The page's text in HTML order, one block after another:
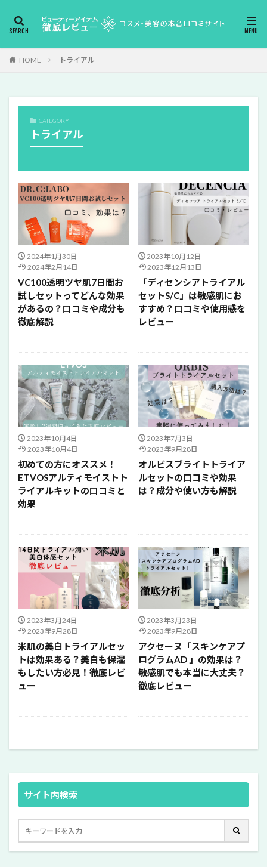
HOME トライアル
CATEGORY
トライアル
2024年1月30日
2024年2月14日
VC100透明ツヤ肌7日間お
試しセットってどんな効果
があるの？口コミや成分も
徹底解説
2023年10月12日
2023年12月13日
「ディセンシアトライアル
セットS/C」は敏感肌にお
すすめ？口コミや使用感を
レビュー
2023年10月4日
2023年10月4日
初めての方にオススメ！
ETVOSアルティモイストト
ライアルキットの口コミと
効果
2023年7月3日
2023年9月28日
オルビスブライトトライア
ルセットの口コミや効果
は？成分や使い方も解説
2023年3月24日
2023年9月28日
米肌の美白トライアルセッ
トは効果ある？美白も保湿
もしたい方必見！徹底レビ
ュー
2023年3月23日
2023年9月28日
アクセーヌ「スキンケアプ
ログラムAD 」の効果は？
敏感肌でも本当に大丈夫？
徹底レビュー
サイト内検索